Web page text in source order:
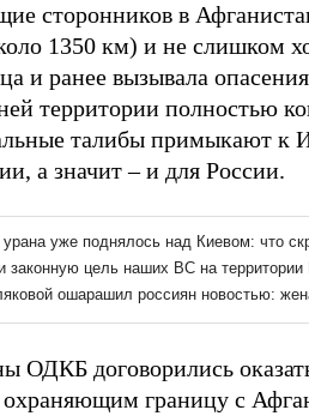
сторонников в
1350 км) и не слишком
и ранее вызывала
территории полностью
талибы примыкают к
а значит – и для России.
ОДКБ договорились
границу с